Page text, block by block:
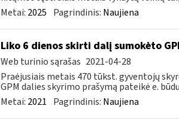
Metai: 2025 Pagrindinis: Naujiena
Liko 6 dienos skirti dalį sumokėto
Web turinio sąrašas 2021-04-28
Praėjusiais metais 470 tūkst. gyventojų
GPM dalies skyrimo prašymą pateikė e.
Metai: 2021 Pagrindinis: Naujiena